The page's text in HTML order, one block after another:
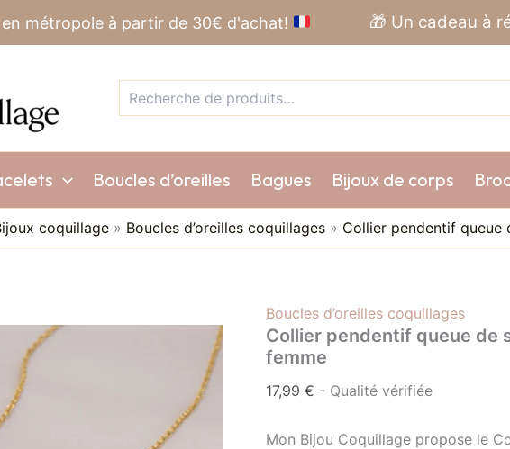
métropole à partir de 30€ d'achat! 🎁 Un cadeau à
Boucles d’oreilles Bagues Bijoux de corps
coquillage » Boucles d’oreilles coquillages » Collier pendentif queue
Boucles d’oreilles coquillages
Collier pendentif queue de
femme
17,99 € - Qualité vérifiée
Mon Bijou Coquillage propose le
de
Collier
queue
de
sirène
blanc
inoxydable
316L
femme